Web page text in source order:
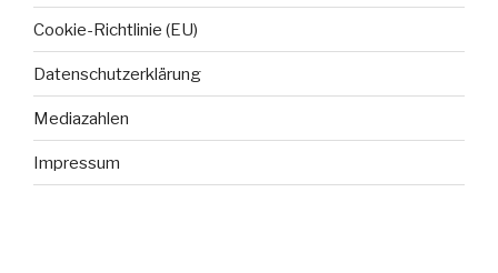
Cookie-Richtlinie (EU)
Datenschutzerklärung
Mediazahlen
Impressum